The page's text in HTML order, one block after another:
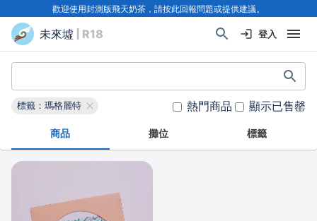
歡迎使用封測版飛天奶茶，請按此回報問題或提供建議。
未來墟 | R18 登入
標籤：瑪格麗特 熱門商品 顯示已售罄
商品 攤位 標籤